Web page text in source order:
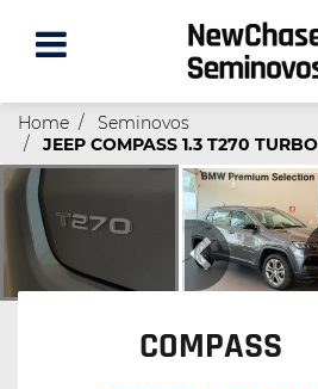
Home
Seminovos
JEEP COMPASS 1.3 T270
COMPASS